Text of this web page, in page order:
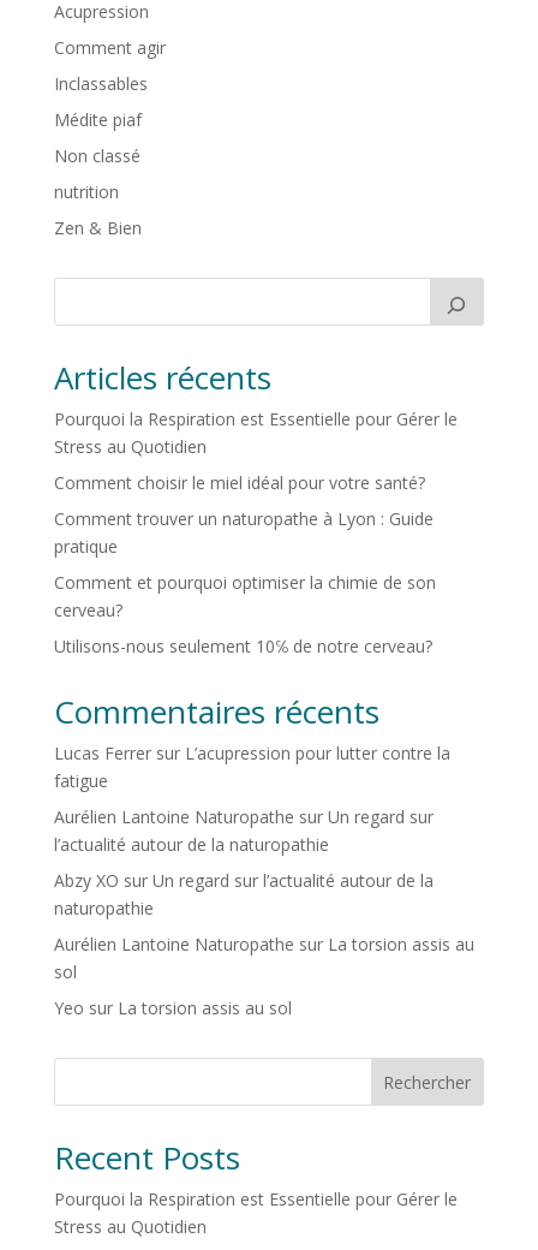
Acupression
Comment agir
Inclassables
Médite piaf
Non classé
nutrition
Zen & Bien
Articles récents
Pourquoi la Respiration est Essentielle pour Gérer le
Stress au Quotidien
Comment choisir le miel idéal pour votre santé?
Comment trouver un naturopathe à Lyon : Guide
pratique
Comment et pourquoi optimiser la chimie de son
cerveau?
Utilisons-nous seulement 10℅ de notre cerveau?
Commentaires récents
Lucas Ferrersur L’acupression pour lutter contre la
fatigue
Aurélien Lantoine Naturopathe sur Un regard sur
l’actualité autour de la naturopathie
Abzy XO sur Un regard sur l’actualité autour de la
naturopathie
Aurélien Lantoine Naturopathe sur La torsion assis au
sol
Yeo sur La torsion assis au sol
Rechercher
Recent Posts
Pourquoi la Respiration est Essentielle pour Gérer le
Stress au Quotidien